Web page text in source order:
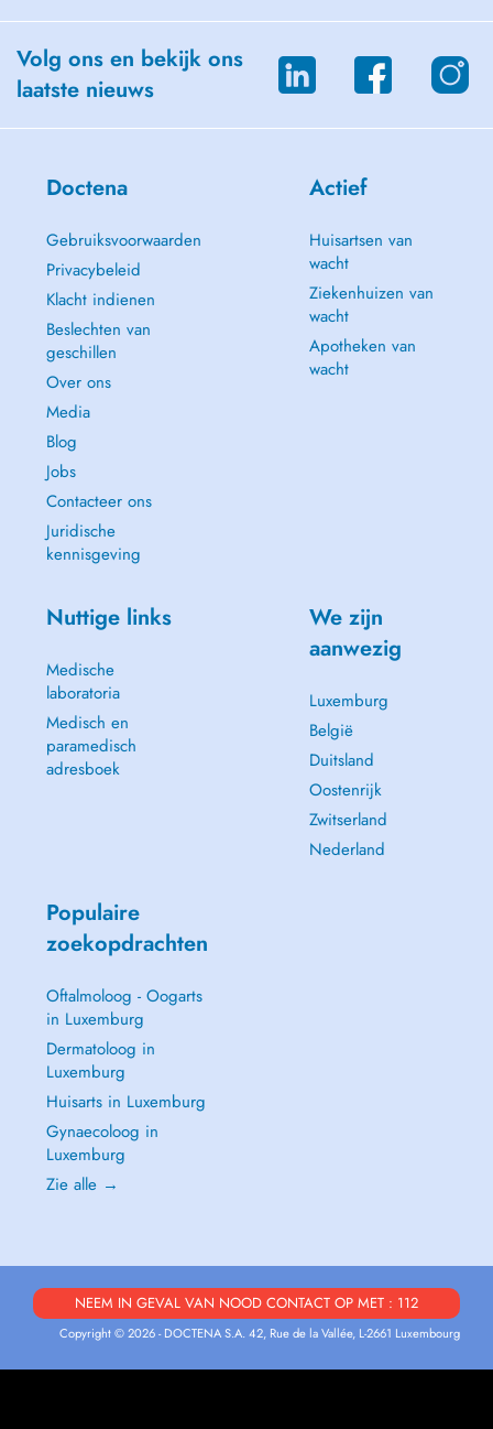
Volg ons en bekijk ons
laatste nieuws
Doctena
Gebruiksvoorwaarden
Privacybeleid
Klacht indienen
Beslechten van
geschillen
Over ons
Media
Blog
Jobs
Contacteer ons
Juridische
kennisgeving
Actief
Huisartsen van
wacht
Ziekenhuizen van
wacht
Apotheken van
wacht
Nuttige links
Medische
laboratoria
Medisch en
paramedisch
adresboek
We zijn
aanwezig
Luxemburg
België
Duitsland
Oostenrijk
Zwitserland
Nederland
Populaire
zoekopdrachten
Oftalmoloog - Oogarts
in Luxemburg
Dermatoloog in
Luxemburg
Huisarts in Luxemburg
Gynaecoloog in
Luxemburg
Zie alle →
NEEM IN GEVAL VAN NOOD CONTACT OP MET : 112
Copyright © 2026 - DOCTENA S.A. 42, Rue de la Vallée, L-2661 Luxembourg